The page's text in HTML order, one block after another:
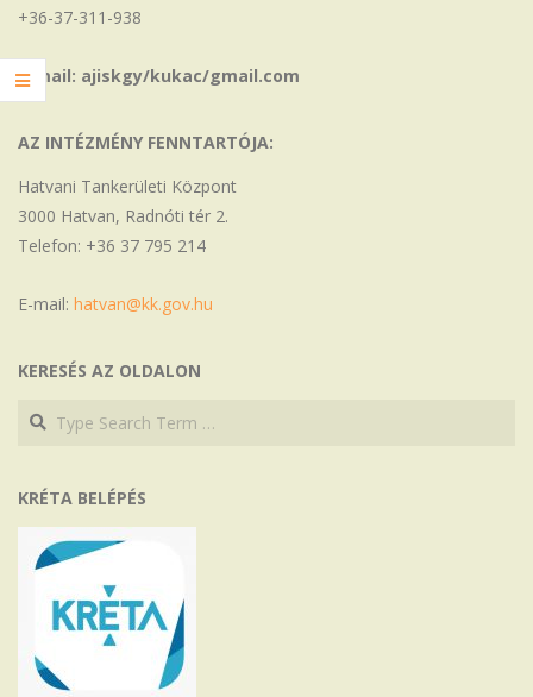
+36-37-311-938
E-mail: ajiskgy/kukac/gmail.com
AZ INTÉZMÉNY FENNTARTÓJA:
Hatvani Tankerületi Központ
3000 Hatvan, Radnóti tér 2.
Telefon: +36 37 795 214
E-mail: hatvan@kk.gov.hu
KERESÉS AZ OLDALON
Search
Search
KRÉTA BELÉPÉS